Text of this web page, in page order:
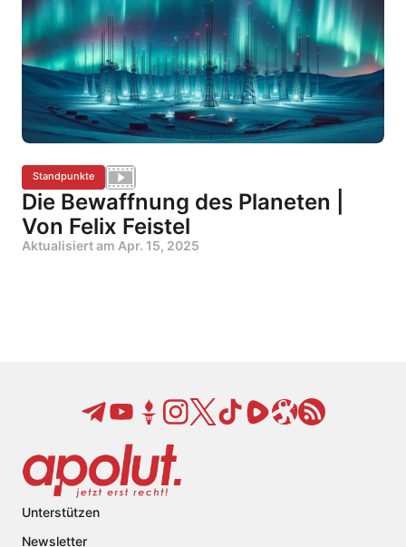
Standpunkte
Die Bewaffnung des Planeten |
Von Felix Feistel
Aktualisiert am Apr. 15, 2025
Unterstützen
Newsletter